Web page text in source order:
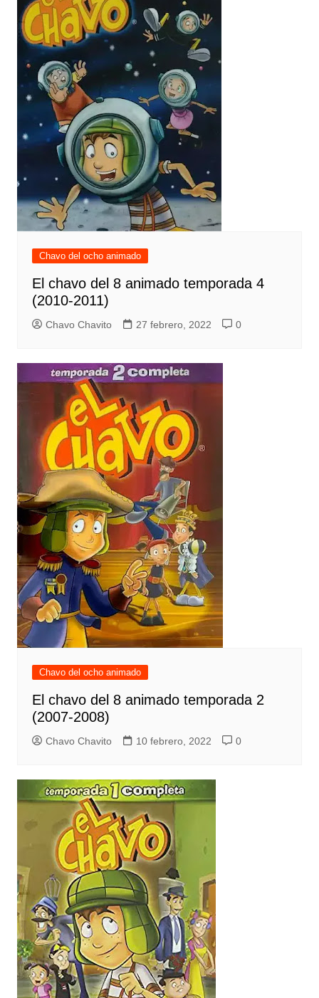
Chavo del ocho animado
El chavo del 8 animado temporada 4
(2010-2011)
Chavo Chavito 27 febrero, 2022 0
Chavo del ocho animado
El chavo del 8 animado temporada 2
(2007-2008)
Chavo Chavito 10 febrero, 2022 0